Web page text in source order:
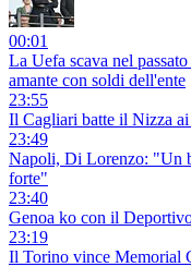
00:01
La Uefa scava nel
amante con soldi dell'ente
23:55
Il Cagliari batte il Nizza
23:49
Napoli, Di Lorenzo: "Un
forte"
23:40
Genoa ko con il
23:19
Il Torino vince Memorial